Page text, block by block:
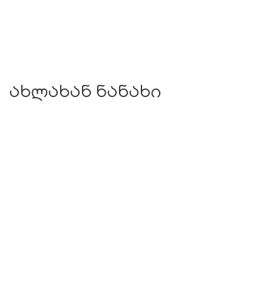
ახლახან ნანახი